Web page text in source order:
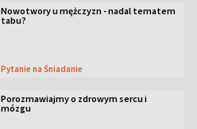
Nowotwory u mężczyzn - nadal tematem
tabu?
Pytanie na Śniadanie
Porozmawiajmy o zdrowym sercu i
mózgu